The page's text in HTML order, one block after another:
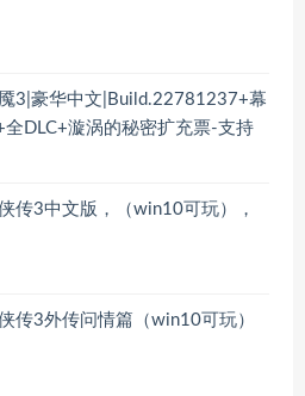
3|豪华中文|Build.22781237+幕
全DLC+漩涡的秘密扩充票-支持
传3中文版，（win10可玩），
传3外传问情篇（win10可玩）